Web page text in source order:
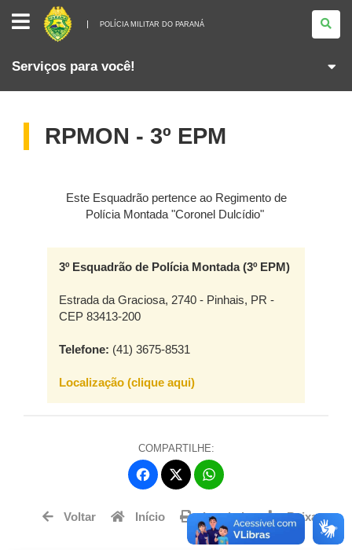
POLÍCIA
MILITAR
DO
PARANÁ
POLÍCIA MILITAR DO PARANÁ
Serviços para você!
RPMON - 3º EPM
Este Esquadrão pertence ao Regimento de
Polícia Montada "Coronel Dulcídio"
3º Esquadrão de Polícia Montada (3º EPM)
Estrada da Graciosa, 2740 - Pinhais, PR -
CEP 83413-200
Telefone: (41) 3675-8531
Localização (clique aqui)
COMPARTILHE:
Fa
ce
bo
itt
er
ts
Ap
Voltar Início Imprimir Baixar